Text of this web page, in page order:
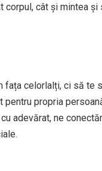
cât și mintea
fața celorlalți, ci să te
propria
adevărat, ne